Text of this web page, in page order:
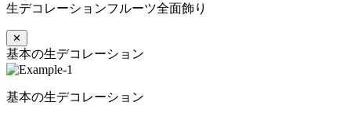
生デコレーションフルーツ全面飾り
✕
基本の生デコレーション
基本の生デコレーション